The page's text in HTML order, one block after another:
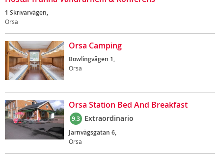
1 Skrivarvägen,
Orsa
Orsa Camping
Bowlingvägen 1,
Orsa
Orsa Station Bed And Breakfast
9.3 Extraordinario
Järnvägsgatan 6,
Orsa